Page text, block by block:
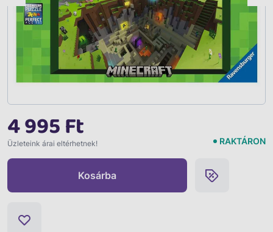
4 995 Ft
Üzleteink árai eltérhetnek! RAKTÁRON
Kosárba